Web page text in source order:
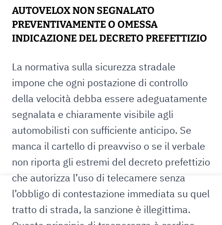
AUTOVELOX NON SEGNALATO
PREVENTIVAMENTE O OMESSA
INDICAZIONE DEL DECRETO PREFETTIZIO
La normativa sulla sicurezza stradale
impone che ogni postazione di controllo
della velocità debba essere adeguatamente
segnalata e chiaramente visibile agli
automobilisti con sufficiente anticipo. Se
manca il cartello di preavviso o se il verbale
non riporta gli estremi del decreto prefettizio
che autorizza l’uso di telecamere senza
l’obbligo di contestazione immediata su quel
tratto di strada, la sanzione è illegittima.